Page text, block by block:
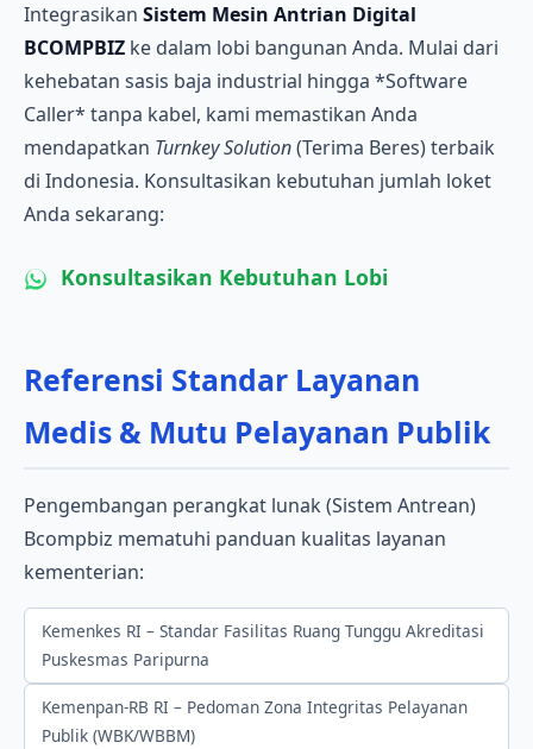
Integrasikan Sistem Mesin Antrian Digital
BCOMPBIZ ke dalam lobi bangunan Anda. Mulai dari
kehebatan sasis baja industrial hingga *Software
Caller* tanpa kabel, kami memastikan Anda
mendapatkan Turnkey Solution(Terima Beres) terbaik
di Indonesia. Konsultasikan kebutuhan jumlah loket
Anda sekarang:
Konsultasikan Kebutuhan Lobi
Referensi Standar Layanan
Medis & Mutu Pelayanan Publik
Pengembangan perangkat lunak (Sistem Antrean)
Bcompbiz mematuhi panduan kualitas layanan
kementerian:
Kemenkes RI – Standar Fasilitas Ruang Tunggu Akreditasi
Puskesmas Paripurna
Kemenpan-RB RI – Pedoman Zona Integritas Pelayanan
Publik (WBK/WBBM)